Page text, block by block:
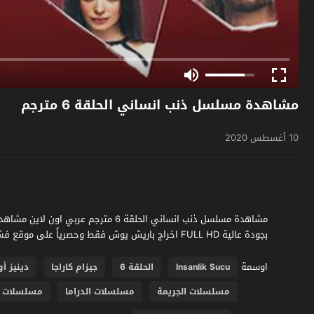
مشاهدة مسلسل ذنب انساني الحلقة 6 مترجم
10 أغسطس 2020
بجودة عالية FULL HD اخراج باريش يوش فقط وحصرياً على موقع فشار الجديد
اوسمة
Insanlik Sucu الحلقة 6 جيزام كاراجا دينيز
مسلسلات الجريمة
مسلسلات الدراما مسلسلات